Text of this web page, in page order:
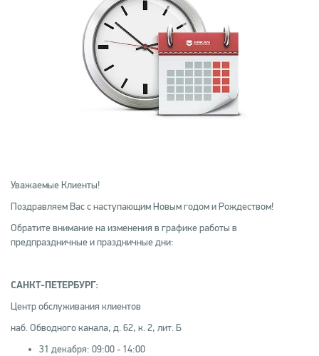
Уважаемые Клиенты!
Поздравляем Вас с наступающим Новым годом и Рождеством!
Обратите внимание на изменения в графике работы в
предпраздничные и праздничные дни:
САНКТ-ПЕТЕРБУРГ:
Центр обслуживания клиентов
наб. Обводного канала, д. 62, к. 2, лит. Б
31 декабря: 09:00 - 14:00